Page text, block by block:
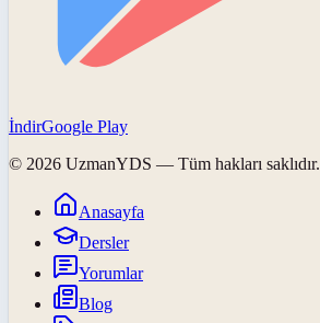
İndirGoogle Play
© 2026 UzmanYDS — Tüm hakları saklıdır.
Anasayfa
Dersler
Yorumlar
Blog